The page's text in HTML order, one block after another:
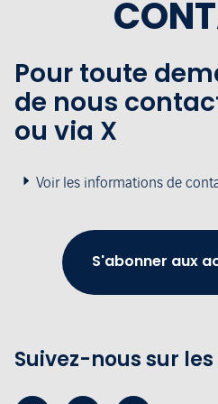
Pour toute
de nous
ou via X
Voir les informations de
S'abonner aux
Suivez-nous sur